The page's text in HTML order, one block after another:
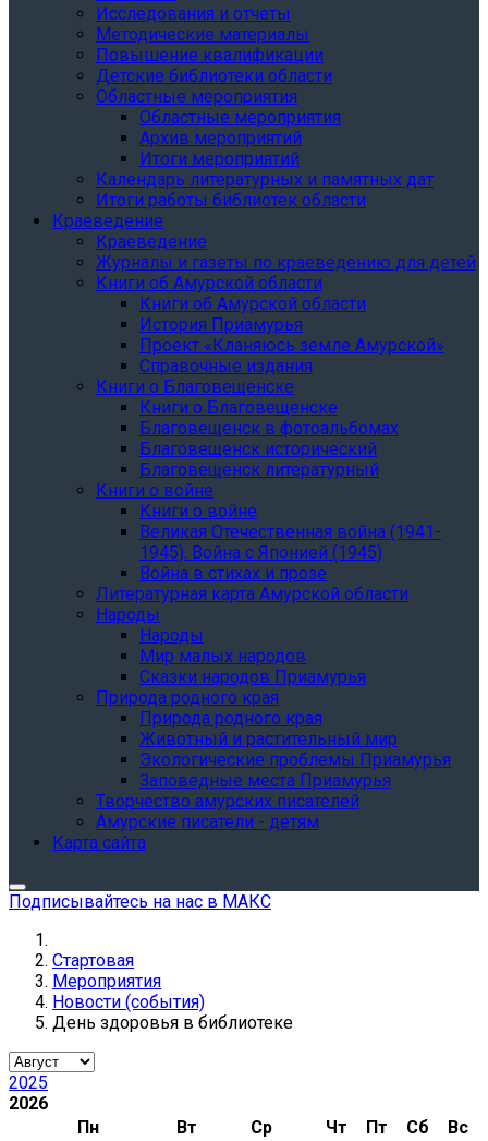
Исследования и отчеты
Методические материалы
Повышение квалификации
Детские библиотеки области
Областные мероприятия
Областные мероприятия
Архив мероприятий
Итоги мероприятий
Календарь литературных и памятных дат
Итоги работы библиотек области
Краеведение
Краеведение
Журналы и газеты по краеведению для детей
Книги об Амурской области
Книги об Амурской области
История Приамурья
Проект «Кланяюсь земле Амурской»
Справочные издания
Книги о Благовещенске
Книги о Благовещенске
Благовещенск в фотоальбомах
Благовещенск исторический
Благовещенск литературный
Книги о войне
Книги о войне
Великая Отечественная война (1941-
1945). Война с Японией (1945)
Война в стихах и прозе
Литературная карта Амурской области
Народы
Народы
Мир малых народов
Сказки народов Приамурья
Природа родного края
Природа родного края
Животный и растительный мир
Экологические проблемы Приамурья
Заповедные места Приамурья
Творчество амурских писателей
Амурские писатели - детям
Карта сайта
Подписывайтесь на нас в МАКС
Стартовая
Мероприятия
Новости (события)
День здоровья в библиотеке
2025
2026
Пн
Вт Ср Чт Пт Сб
Вс